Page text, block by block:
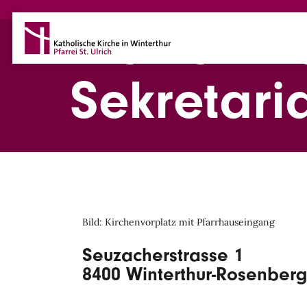
Direkt zum Inhalt
Pfarramt
Bild: Kirchenvorplatz mit Pfarrhauseingang
Seuzacherstrasse 1
8400 Winterthur-Rosenberg